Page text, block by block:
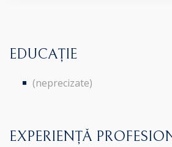
EDUCAȚIE
(neprecizate)
EXPERIENȚĂ